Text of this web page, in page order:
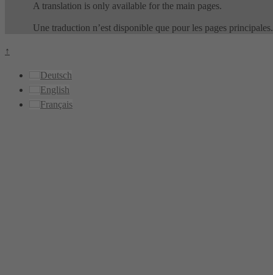
A translation is only available for the main pages.
Une traduction n’est disponible que pour les pages principales.
↑
Deutsch
English
Français